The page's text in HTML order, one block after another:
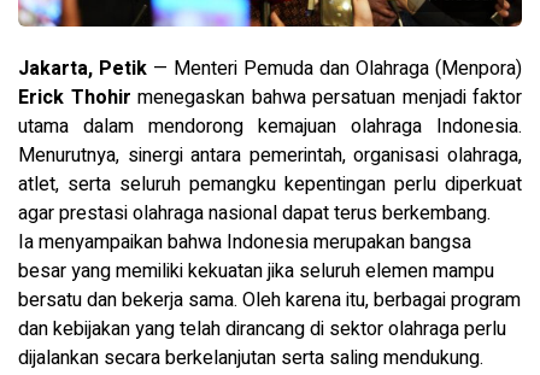
Jakarta, Petik — Menteri Pemuda dan Olahraga (Menpora)
Erick Thohir menegaskan bahwa persatuan menjadi faktor
utama dalam mendorong kemajuan olahraga Indonesia.
Menurutnya, sinergi antara pemerintah, organisasi olahraga,
atlet, serta seluruh pemangku kepentingan perlu diperkuat
agar prestasi olahraga nasional dapat terus berkembang.
Ia menyampaikan bahwa Indonesia merupakan bangsa
besar yang memiliki kekuatan jika seluruh elemen mampu
bersatu dan bekerja sama. Oleh karena itu, berbagai program
dan kebijakan yang telah dirancang di sektor olahraga perlu
dijalankan secara berkelanjutan serta saling mendukung.